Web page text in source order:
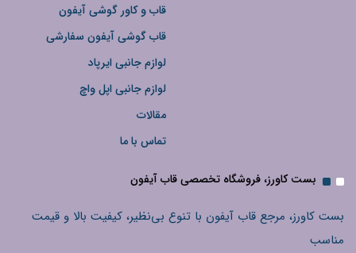
قاب و کاور گوشی آیفون
قاب گوشی آیفون سفارشی
لوازم جانبی ایرپاد
لوازم جانبی اپل واچ
مقالات
تماس با ما
بست کاورز، فروشگاه تخصصی قاب آیفون
بست کاورز، مرجع قاب آیفون با تنوع بی‌نظیر، کیفیت بالا و قیمت
مناسب